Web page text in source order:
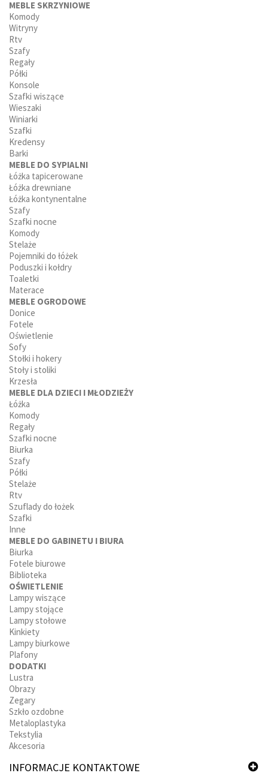
MEBLE SKRZYNIOWE
Komody
Witryny
Rtv
Szafy
Regały
Półki
Konsole
Szafki wiszące
Wieszaki
Winiarki
Szafki
Kredensy
Barki
MEBLE DO SYPIALNI
Łóżka tapicerowane
Łóżka drewniane
Łóżka kontynentalne
Szafy
Szafki nocne
Komody
Stelaże
Pojemniki do łóżek
Poduszki i kołdry
Toaletki
Materace
MEBLE OGRODOWE
Donice
Fotele
Oświetlenie
Sofy
Stołki i hokery
Stoły i stoliki
Krzesła
MEBLE DLA DZIECI I MŁODZIEŻY
Łóżka
Komody
Regały
Szafki nocne
Biurka
Szafy
Półki
Stelaże
Rtv
Szuflady do łożek
Szafki
Inne
MEBLE DO GABINETU I BIURA
Biurka
Fotele biurowe
Biblioteka
OŚWIETLENIE
Lampy wiszące
Lampy stojące
Lampy stołowe
Kinkiety
Lampy biurkowe
Plafony
DODATKI
Lustra
Obrazy
Zegary
Szkło ozdobne
Metaloplastyka
Tekstylia
Akcesoria
INFORMACJE KONTAKTOWE